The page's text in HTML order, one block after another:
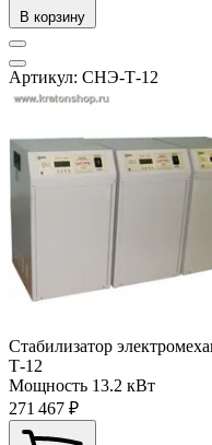
В корзину
Артикул: СНЭ-Т-12
Стабилизатор
Т-12
Мощность 13.2 кВт
271 467 ₽